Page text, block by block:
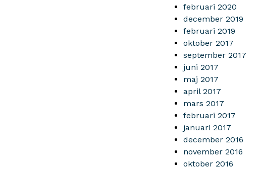
februari 2020
december 2019
februari 2019
oktober 2017
september 2017
juni 2017
maj 2017
april 2017
mars 2017
februari 2017
januari 2017
december 2016
november 2016
oktober 2016